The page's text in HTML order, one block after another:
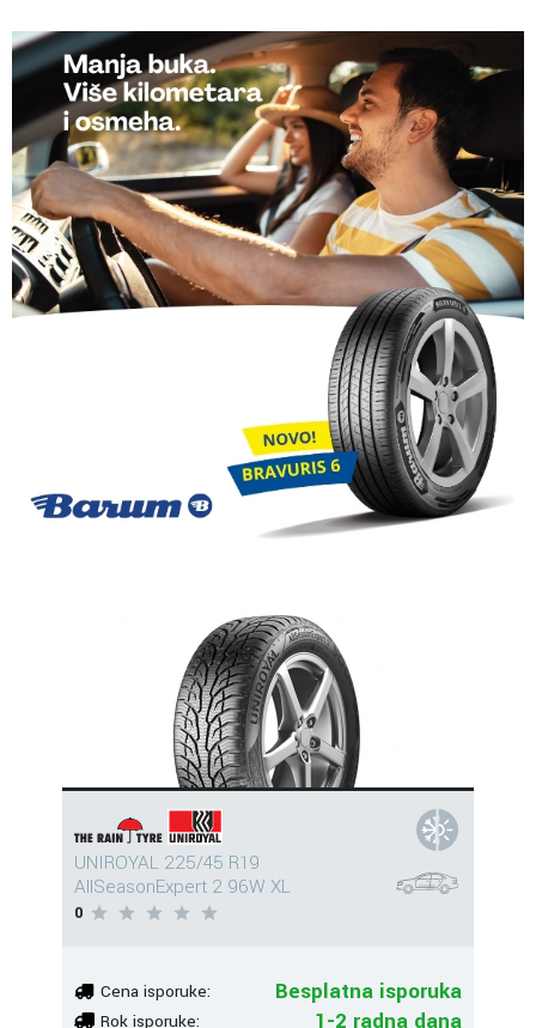
UNIROYAL 225/45 R19
AllSeasonExpert 2 96W XL
0
Cena isporuke: Besplatna isporuka
Rok isporuke: 1-2 radna dana